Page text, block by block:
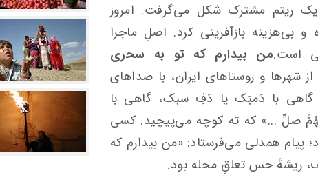
ریتم مشترک شکل می‌گرفت. امروز
بی‌هزینه بازآفرینی کرد. اصلِ ماجرا
است.من بیدارم که تو به سحری
شهرها و روستاهای ایران، با صداهای
گاهی با دَمبَک یا دَفِ سبک، گاهی با
صلِّ ...» که ته کوچه می‌پیچید. کسی
پیام همدلی می‌فرستاد: «من بیدارم که
ریشهٔ حس تعلقِ محله بود.